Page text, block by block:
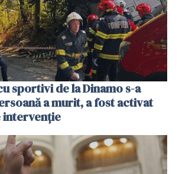
sportivi de la Dinamo s-a
a murit, a fost activat
intervenție